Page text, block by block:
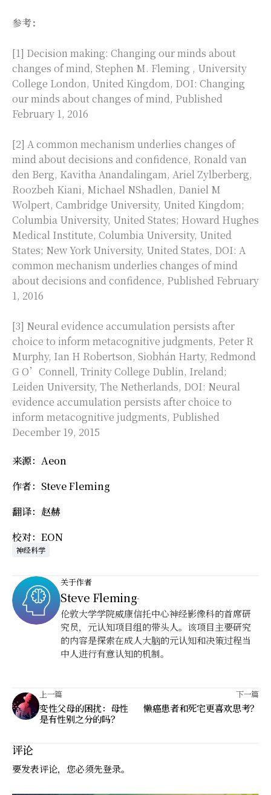
参考：
[1] Decision making: Changing our minds about
changes of mind, Stephen M. Fleming , University
College London, United Kingdom, DOI: Changing
our minds about changes of mind, Published
February 1, 2016
[2] A common mechanism underlies changes of
mind about decisions and confidence, Ronald van
den Berg, Kavitha Anandalingam, Ariel Zylberberg,
Roozbeh Kiani, Michael NShadlen, Daniel M
Wolpert, Cambridge University, United Kingdom;
Columbia University, United States; Howard Hughes
Medical Institute, Columbia University, United
States; New York University, United States, DOI: A
common mechanism underlies changes of mind
about decisions and confidence, Published February
1, 2016
[3] Neural evidence accumulation persists after
choice to inform metacognitive judgments, Peter R
Murphy, Ian H Robertson, Siobhán Harty, Redmond
G O’Connell, Trinity College Dublin, Ireland;
Leiden University, The Netherlands, DOI: Neural
evidence accumulation persists after choice to
inform metacognitive judgments, Published
December 19, 2015
来源：Aeon
作者：Steve Fleming
翻译：赵赫
校对：EON
神经科学
关于作者
Steve Fleming-
伦敦大学学院威康信托中心神经影像科的首席研
究员，元认知项目组的带头人。该项目主要研究
的内容是探索在成人大脑的元认知和决策过程当
中人进行有意认知的机制。
上一篇
变性父母的困扰：母性
是有性别之分的吗？
下一篇
懒癌患者和死宅更喜欢思考？
评论
要发表评论，您必须先登录。